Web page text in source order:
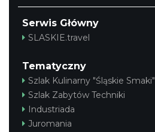
Serwis Główny
SLASKIE.travel
Tematyczny
Szlak Kulinarny "Śląskie Smaki"
Szlak Zabytów Techniki
Industriada
Juromania